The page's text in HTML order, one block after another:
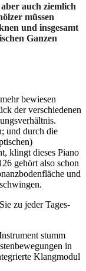
auch ziemlich
müssen
und insgesamt
Ganzen
bewiesen
der verschiedenen
und durch die
klingt dieses Piano
gehört also schon
und
zu jeder Tages-
stumm
in
Klangmodul